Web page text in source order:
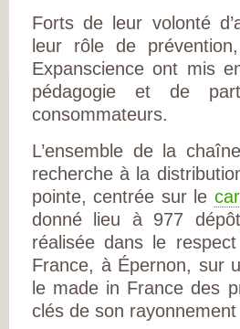
Forts de leur volonté
leur rôle de
Expanscience ont mis
pédagogie et de
consommateurs.
L’ensemble de la
recherche à la
pointe, centrée sur le
donné lieu à 977
réalisée dans le
France, à Épernon, sur
le made in France des
clés de son rayonnement